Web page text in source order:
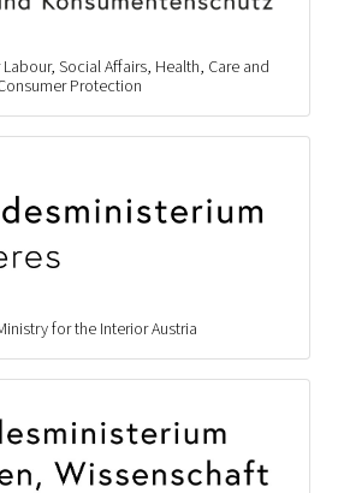
Social Affairs, Health, Care and
Protection
for the Interior Austria